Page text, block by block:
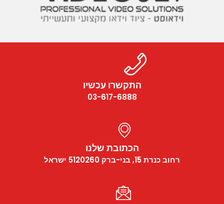
התקשרו עכשיו
03-617-6888
הכתובת שלנו
רחוב כנרת 15, בני-ברק 5120260 ישראל